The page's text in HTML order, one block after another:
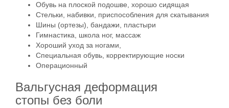
Обувь на плоской подошве, хорошо сидящая
Стельки, набивки, приспособления для скатывания
Шины (ортезы), бандажи, пластыри
Гимнастика, школа ног, массаж
Хороший уход за ногами,
Специальная обувь, корректирующие носки
Операционный
Вальгусная деформация
стопы без боли